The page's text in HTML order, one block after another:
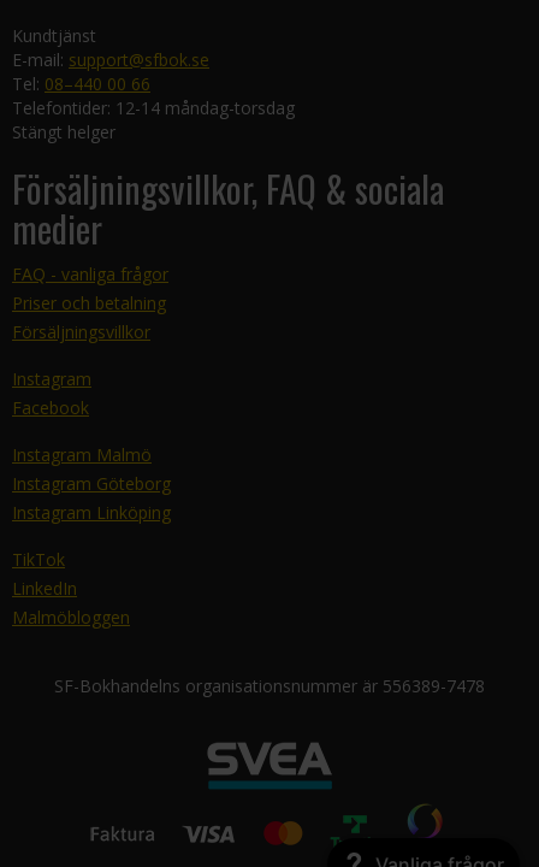
Kundtjänst
E-mail: support@sfbok.se
Tel: 08–440 00 66
Telefontider: 12-14 måndag-torsdag
Stängt helger
Försäljningsvillkor, FAQ & sociala
medier
FAQ - vanliga frågor
Priser och betalning
Försäljningsvillkor
Instagram
Facebook
Instagram Malmö
Instagram Göteborg
Instagram Linköping
TikTok
LinkedIn
Malmöbloggen
SF-Bokhandelns organisationsnummer är 556389-7478